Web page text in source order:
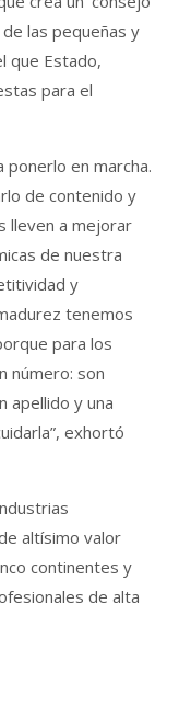
las pequeñas y
que Estado,
para el
en marcha.
de contenido y
lleven a mejorar
de nuestra
y
tenemos
para los
número: son
apellido y una
exhortó
altísimo valor
continentes y
de alta